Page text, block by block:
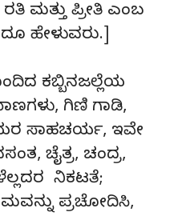
ಮತ್ತು ಪ್ರೀತಿ ಎಂಬ
ಹೇಳುವರು.]
ಕಬ್ಬಿನಜಲ್ಲೆಯ
ಗಿಣಿ ಗಾಡಿ,
ಸಾಹಚರ್ಯ, ಇವೇ
ಚೈತ್ರ, ಚಂದ್ರ,
ನಿಕಟತೆ;
ಪ್ರಚೋದಿಸಿ,